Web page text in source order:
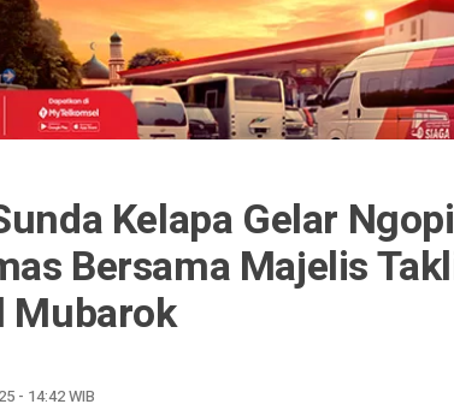
Kelapa Gelar Ngopi
Bersama Majelis
Mubarok
- 14:42 WIB